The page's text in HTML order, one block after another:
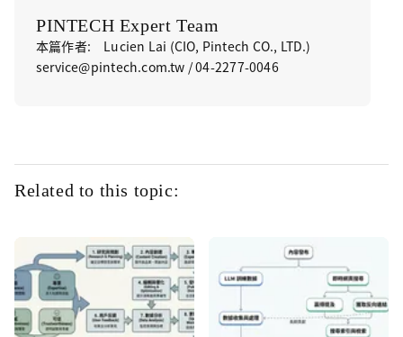
PINTECH Expert Team
本篇作者: Lucien Lai (CIO, Pintech CO., LTD.)
service@pintech.com.tw / 04-2277-0046
Related to this topic: